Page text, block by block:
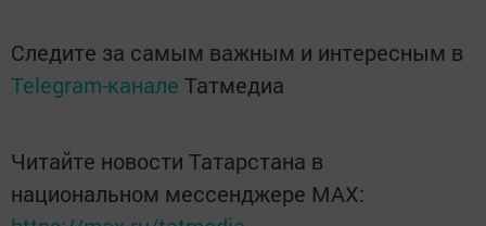
Следите за самым важным и интересным в
Telegram-канале Татмедиа
Читайте новости Татарстана в
национальном мессенджере MАХ: